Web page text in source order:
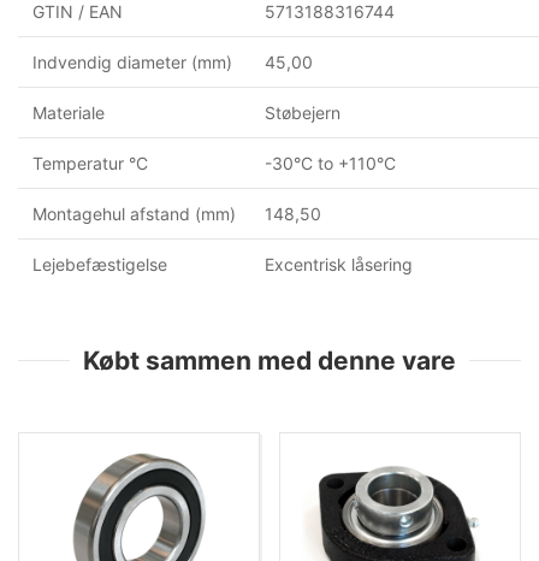
GTIN / EAN 5713188316744
Indvendig diameter (mm) 45,00
Materiale Støbejern
Temperatur °C -30°C to +110°C
Montagehul afstand (mm) 148,50
Lejebefæstigelse Excentrisk låsering
Købt sammen med denne vare